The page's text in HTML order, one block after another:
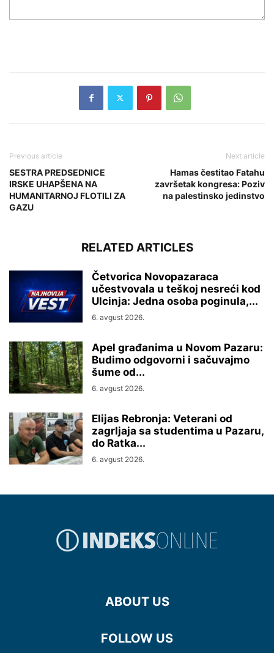
Previous article
SESTRA PREDSEDNICE
IRSKE UHAPŠENA NA
HUMANITARNOJ FLOTILI ZA
GAZU
Next article
Hamas čestitao Fatahu
završetak kongresa: Poziv
na palestinsko jedinstvo
RELATED ARTICLES
Četvorica Novopazaraca
učestvovala u teškoj nesreći kod
Ulcinja: Jedna osoba poginula,...
6. avgust 2026.
Apel građanima u Novom Pazaru:
Budimo odgovorni i sačuvajmo
šume od...
6. avgust 2026.
Elijas Rebronja: Veterani od
zagrljaja sa studentima u Pazaru,
do Ratka...
6. avgust 2026.
ABOUT US
FOLLOW US